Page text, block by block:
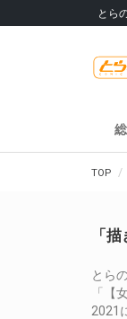
とら
TOP
「
とら
「【
2021